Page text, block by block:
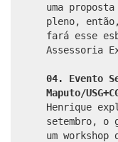
uma
pleno,
fará esse
Assessoria
04. Evento
Maputo/
Henrique
setembro, o
um